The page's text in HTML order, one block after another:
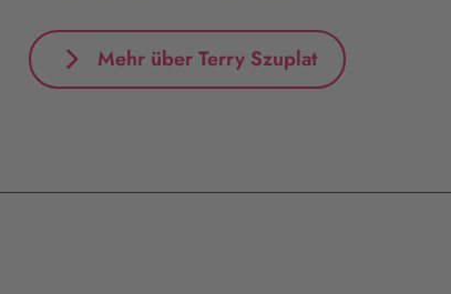
Mehr über Terry Szuplat